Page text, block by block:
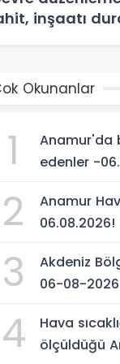
inşaatı
Okunanlar
1
Anamur'da
edenler -
2
Anamur
06.08.2026!
3
Akdeniz
06-08-2026
4
Hava
ölçüldüğü